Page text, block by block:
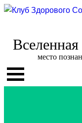
место